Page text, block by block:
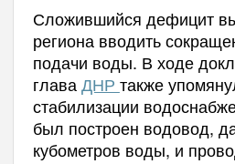
Сложившийся дефицит
региона вводить
подачи воды. В ходе
главаДНР также
стабилизации
был построен водовод,
кубометров воды, и